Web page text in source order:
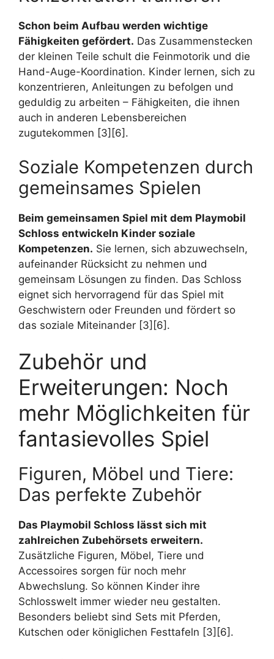
Schon beim Aufbau werden wichtige
Fähigkeiten gefördert. Das Zusammenstecken
der kleinen Teile schult die Feinmotorik und die
Hand-Auge-Koordination. Kinder lernen, sich zu
konzentrieren, Anleitungen zu befolgen und
geduldig zu arbeiten – Fähigkeiten, die ihnen
auch in anderen Lebensbereichen
zugutekommen [3][6].
Soziale Kompetenzen durch
gemeinsames Spielen
Beim gemeinsamen Spiel mit dem Playmobil
Schloss entwickeln Kinder soziale
Kompetenzen. Sie lernen, sich abzuwechseln,
aufeinander Rücksicht zu nehmen und
gemeinsam Lösungen zu finden. Das Schloss
eignet sich hervorragend für das Spiel mit
Geschwistern oder Freunden und fördert so
das soziale Miteinander [3][6].
Zubehör und
Erweiterungen: Noch
mehr Möglichkeiten für
fantasievolles Spiel
Figuren, Möbel und Tiere:
Das perfekte Zubehör
Das Playmobil Schloss lässt sich mit
zahlreichen Zubehörsets erweitern.
Zusätzliche Figuren, Möbel, Tiere und
Accessoires sorgen für noch mehr
Abwechslung. So können Kinder ihre
Schlosswelt immer wieder neu gestalten.
Besonders beliebt sind Sets mit Pferden,
Kutschen oder königlichen Festtafeln [3][6].